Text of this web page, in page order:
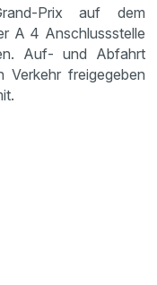
Prix auf dem
A 4 Anschlussstelle
Auf- und Abfahrt
freigegeben